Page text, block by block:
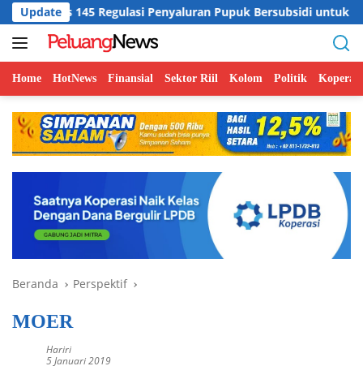
Langsung
ke
konten
UpdatePenyaluran Pupuk Bersubsidi untuk Kemudahan Petani
Home HotNews Finansial Sektor Riil Kolom Politik Koperasi
Beranda Perspektif
MOER
Hariri
5 Januari 2019